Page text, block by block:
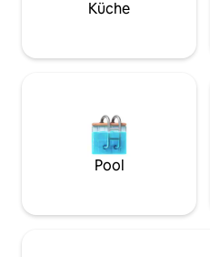
kleines Putting-Grün und ein
Sitzbereich.
Küche
Pool